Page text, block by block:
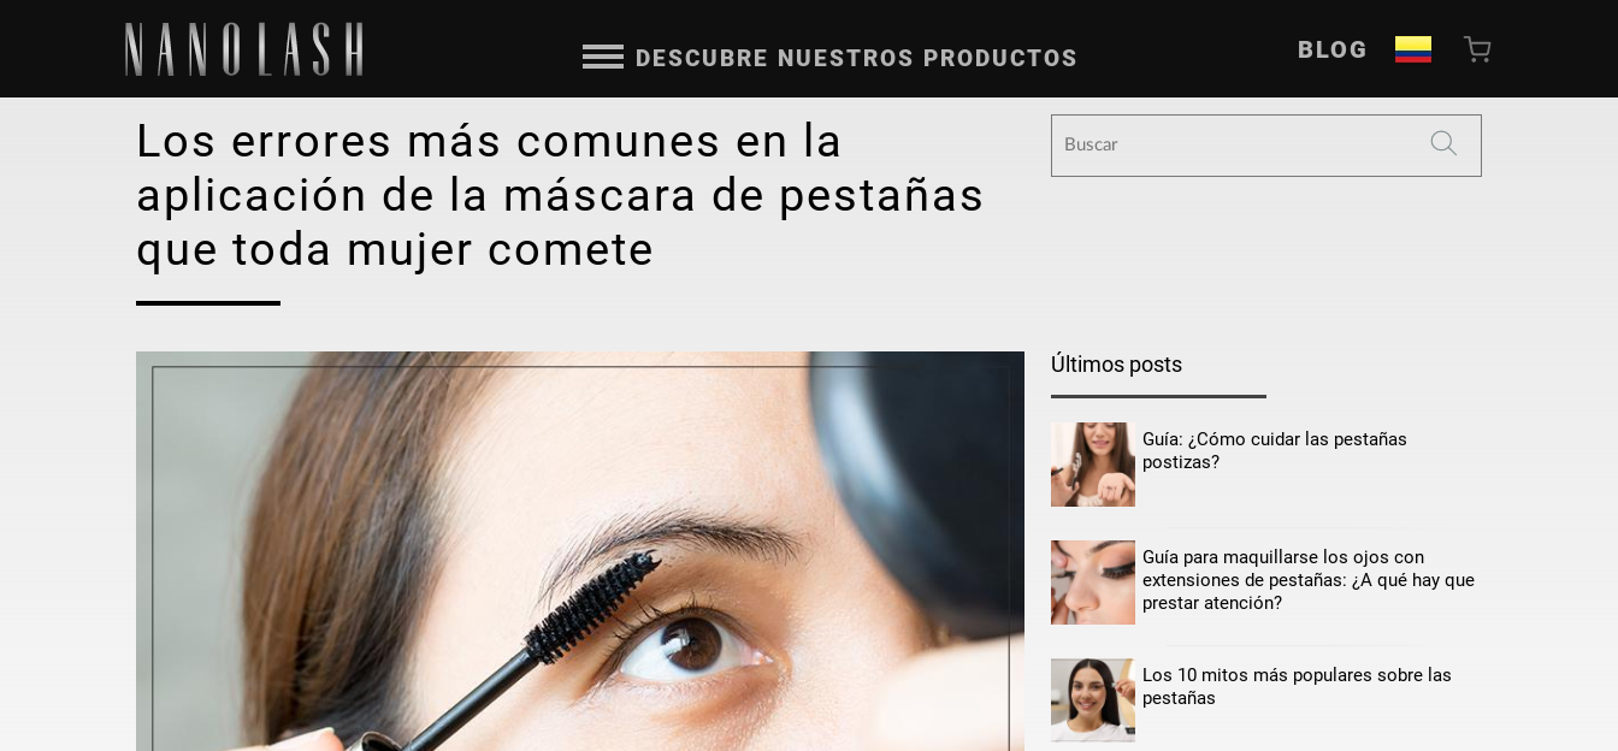
DESCUBRE NUESTROS PRODUCTOS BLOG
Los errores más comunes en la
aplicación de la máscara de pestañas
que toda mujer comete
Últimos posts
Guía: ¿Cómo cuidar las pestañas
postizas?
Guía para maquillarse los ojos con
extensiones de pestañas: ¿A qué hay que
prestar atención?
Los 10 mitos más populares sobre las
pestañas